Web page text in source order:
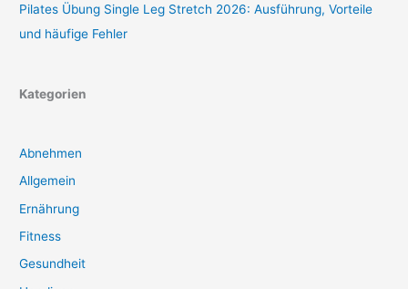
Pilates Übung Single Leg Stretch 2026: Ausführung, Vorteile
und häufige Fehler
Kategorien
Abnehmen
Allgemein
Ernährung
Fitness
Gesundheit